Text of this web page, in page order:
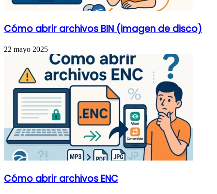
Cómo abrir archivos BIN (imagen de disco)
22 mayo 2025
Cómo abrir archivos ENC